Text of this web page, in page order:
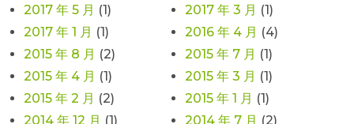
2017 年 5 月 (1) 2017 年 3 月 (1)
2017 年 1 月 (1) 2016 年 4 月 (4)
2015 年 8 月 (2) 2015 年 7 月 (1)
2015 年 4 月 (1) 2015 年 3 月 (1)
2015 年 2 月 (2) 2015 年 1 月 (1)
2014 年 12 月 (1) 2014 年 7 月 (2)